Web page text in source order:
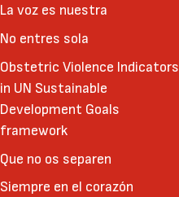
La voz es nuestra
No entres sola
Obstetric Violence Indicators
in UN Sustainable
Development Goals
framework
Que no os separen
Siempre en el corazón